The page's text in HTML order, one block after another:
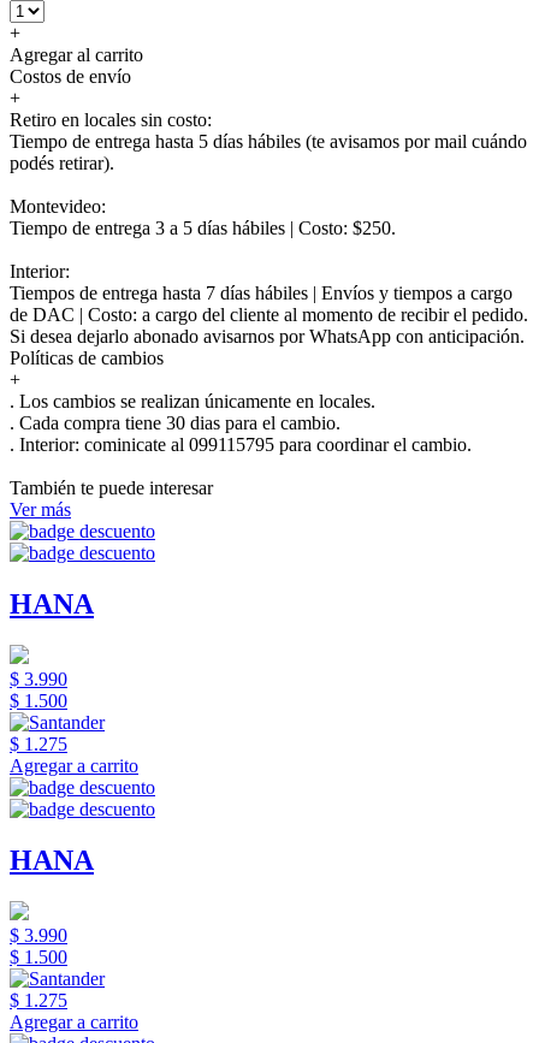
+
Agregar al carrito
Costos de envío
+
Retiro en locales sin costo:
Tiempo de entrega hasta 5 días hábiles (te avisamos por mail cuándo
podés retirar).
Montevideo:
Tiempo de entrega 3 a 5 días hábiles | Costo: $250.
Interior:
Tiempos de entrega hasta 7 días hábiles | Envíos y tiempos a cargo
de DAC | Costo: a cargo del cliente al momento de recibir el pedido.
Si desea dejarlo abonado avisarnos por WhatsApp con anticipación.
Políticas de cambios
+
. Los cambios se realizan únicamente en locales.
. Cada compra tiene 30 dias para el cambio.
. Interior: cominicate al 099115795 para coordinar el cambio.
También te puede interesar
Ver más
HANA
$ 3.990
$ 1.500
$ 1.275
Agregar a carrito
HANA
$ 3.990
$ 1.500
$ 1.275
Agregar a carrito